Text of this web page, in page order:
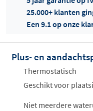
Offertes
25.000+ klanten
Een 9.1 op onze
Plus- en
Thermostatisch
Geschikt voor
Niet meerdere